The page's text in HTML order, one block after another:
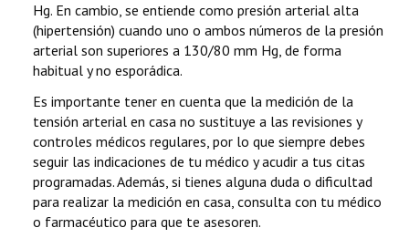
Hg. En cambio, se entiende como presión arterial alta
(hipertensión) cuando uno o ambos números de la presión
arterial son superiores a 130/80 mm Hg, de forma
habitual y no esporádica.
Es importante tener en cuenta que la medición de la
tensión arterial en casa no sustituye a las revisiones y
controles médicos regulares, por lo que siempre debes
seguir las indicaciones de tu médico y acudir a tus citas
programadas. Además, si tienes alguna duda o dificultad
para realizar la medición en casa, consulta con tu médico
o farmacéutico para que te asesoren.